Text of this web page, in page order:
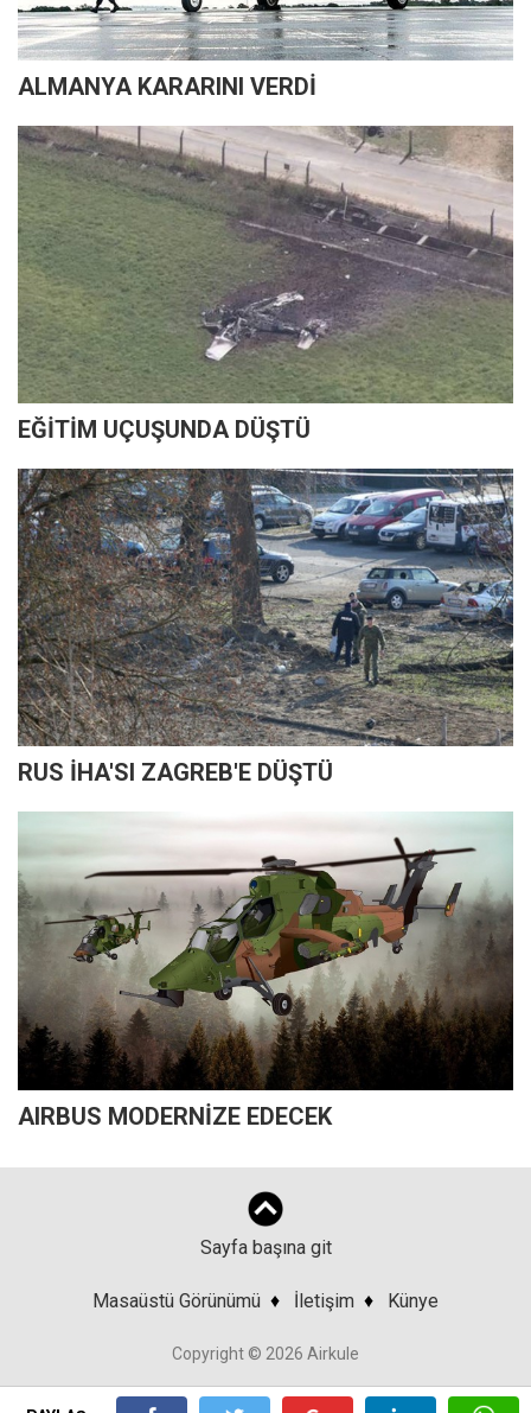
ALMANYA KARARINI VERDİ
EĞİTİM UÇUŞUNDA DÜŞTÜ
RUS İHA'SI ZAGREB'E DÜŞTÜ
AIRBUS MODERNİZE EDECEK
Sayfa başına git
Masaüstü Görünümü ♦ İletişim ♦ Künye
Copyright © 2026 Airkule